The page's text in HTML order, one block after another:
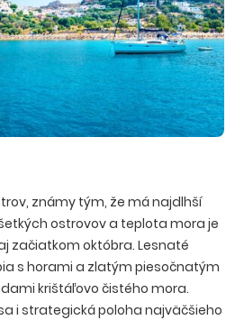
známy tým, že má najdlhší
ostrovov a teplota mora je
začiatkom októbra. Lesnaté
s horami a zlatým piesočnatým
krištáľovo čistého mora.
i strategická poloha najväčšieho